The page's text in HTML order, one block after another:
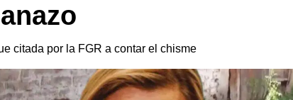
citada por la FGR a contar el chisme